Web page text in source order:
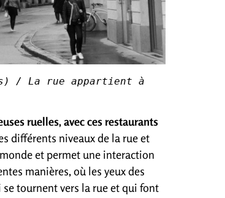
/ La rue appartient à
ruelles, avec ces restaurants
différents niveaux de la rue et
et permet une interaction
manières, où les yeux des
tournent vers la rue et qui font